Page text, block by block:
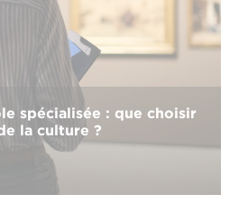
spécialisée : que choisir
la culture ?